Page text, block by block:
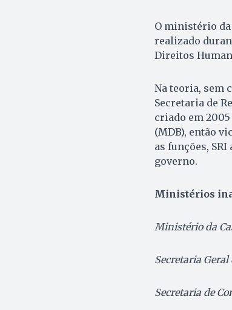
O ministério
realizado
Direitos
Na teoria, sem
Secretaria de
criado em
(MDB), então
as funções,
governo.
Ministérios
Ministério da
Secretaria
Secretaria de